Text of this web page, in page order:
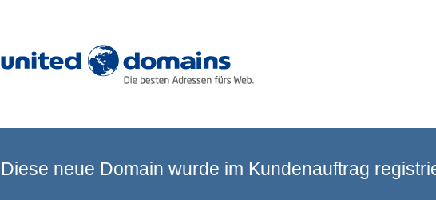
Diese neue Domain wurde im Kundenauftrag